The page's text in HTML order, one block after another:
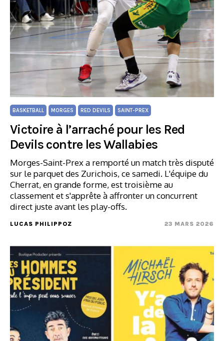
BASKETBALL MORGES RED DEVILS SAINT-PREX
Victoire à l’arraché pour les Red
Devils contre les Wallabies
Morges-Saint-Prex a remporté un match très disputé
sur le parquet des Zurichois, ce samedi. L'équipe du
Cherrat, en grande forme, est troisième au
classement et s'apprête à affronter un concurrent
direct juste avant les play-offs.
LUCAS PHILIPPOZ 23 MARS 2026